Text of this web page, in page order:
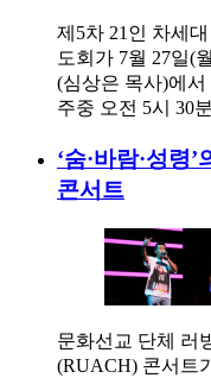
제5차 21인 차세
도회가 7월 27일(
(심상은 목사)에
주중 오전 5시 30
‘숨·바람·성
콘서트
문화선교 단체 러
(RUACH) 콘서트